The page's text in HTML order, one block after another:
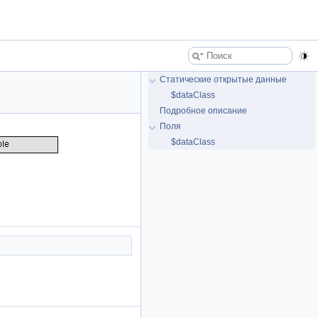
Статические открытые данные
$dataClass
Подробное описание
Поля
$dataClass